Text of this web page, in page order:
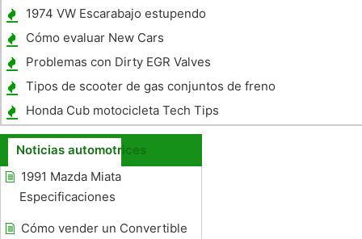
1974 VW Escarabajo estupendo
Especificaciones
Cómo evaluar New Cars
Problemas con Dirty EGR Valves
Tipos de scooter de gas conjuntos de freno
Honda Cub motocicleta Tech Tips
Noticias automotrices
1991 Mazda Miata
Especificaciones
Cómo vender un Convertible